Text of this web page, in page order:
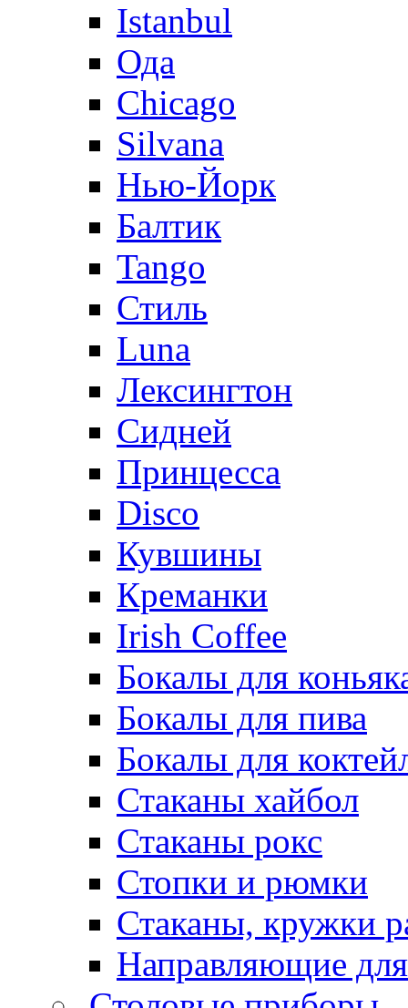
Istanbul
Ода
Chicago
Silvana
Нью-Йорк
Балтик
Tango
Стиль
Luna
Лексингтон
Сидней
Принцесса
Disco
Кувшины
Креманки
Irish Coffee
Бокалы для
Бокалы для пива
Бокалы для
Стаканы хайбол
Стаканы рокс
Стопки и рюмки
Стаканы, кружки
Направляющие